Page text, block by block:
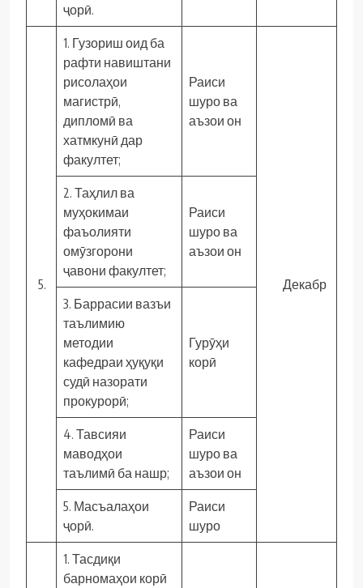
ҷорӣ.
5.
1. Гузориш оид ба
рафти навиштани
рисолаҳои
магистрӣ,
дипломӣ ва
хатмкунӣ дар
факултет;
Раиси
шуро ва
аъзои он
Декабр
2. Таҳлил ва
муҳокимаи
фаъолияти
омӯзгорони
ҷавони факултет;
Раиси
шуро ва
аъзои он
3. Баррасии вазъи
таълимию
методии
кафедраи ҳуқуқи
судӣ назорати
прокурорӣ;
Гурӯҳи
корӣ
4. Тавсияи
маводҳои
таълимӣ ба нашр;
Раиси
шуро ва
аъзои он
5. Масъалаҳои
ҷорӣ.
Раиси
шуро
1. Тасдиқи
барномаҳои корӣ